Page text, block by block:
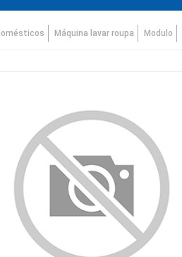
Máquina lavar roupa Modulo